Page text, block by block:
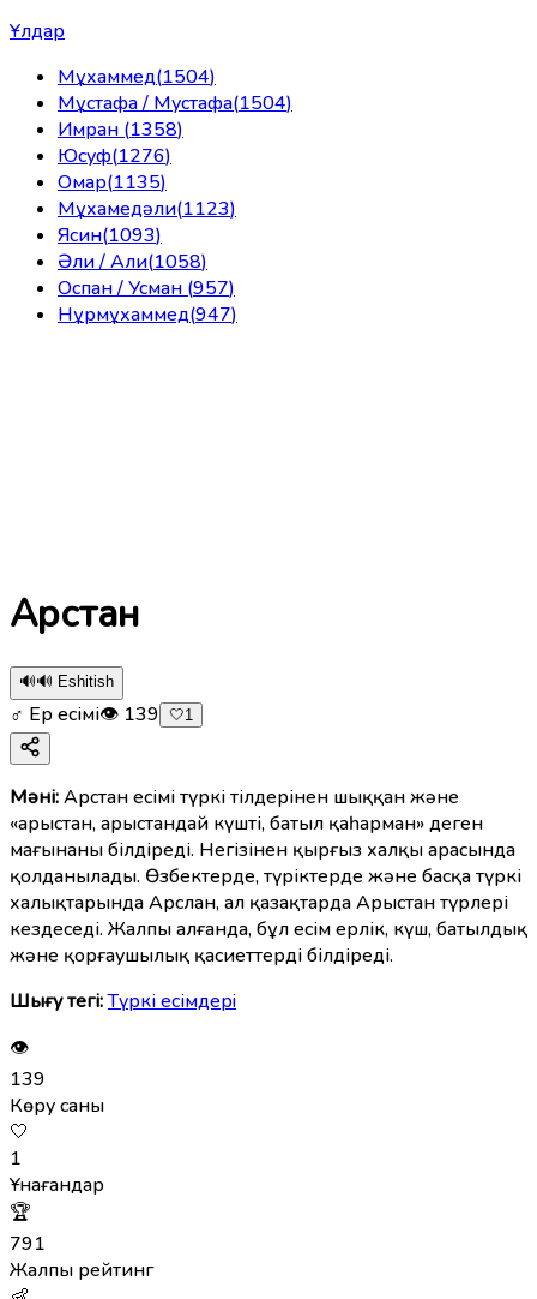
Ұлдар
Мұхаммед(1504)
Мұстафа / Мустафа(1504)
Имран (1358)
Юсуф(1276)
Омар(1135)
Мұхамедәли(1123)
Ясин(1093)
Әли / Али(1058)
Оспан / Усман (957)
Нұрмұхаммед(947)
Арстан
🔊🔊 Eshitish
♂ Ер есімі👁 139 🤍1
Мәні:Арстан есімі түркі тілдерінен шыққан және
«арыстан, арыстандай күшті, батыл қаһарман» деген
мағынаны білдіреді. Негізінен қырғыз халқы арасында
қолданылады. Өзбектерде, түріктерде және басқа түркі
халықтарында Арслан, ал қазақтарда Арыстан түрлері
кездеседі. Жалпы алғанда, бұл есім ерлік, күш, батылдық
және қорғаушылық қасиеттерді білдіреді.
Шығу тегі:Түркі есімдерi
👁
139
Көру саны
🤍
1
Ұнағандар
🏆
791
Жалпы рейтинг